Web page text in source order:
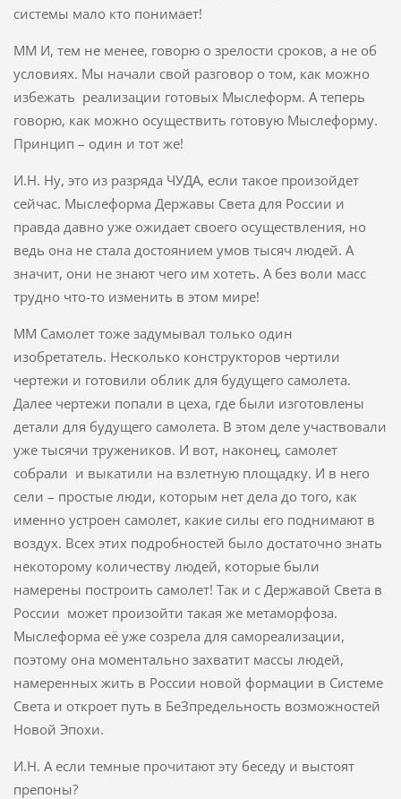
системы мало кто понимает!
ММ И, тем не менее, говорю о зрелости сроков, а не об
условиях. Мы начали свой разговор о том, как можно
избежать реализации готовых Мыслеформ. А теперь
говорю, как можно осуществить готовую Мыслеформу.
Принцип – один и тот же!
И.Н. Ну, это из разряда ЧУДА, если такое произойдет
сейчас. Мыслеформа Державы Света для России и
правда давно уже ожидает своего осуществления, но
ведь она не стала достоянием умов тысяч людей. А
значит, они не знают чего им хотеть. А без воли масс
трудно что-то изменить в этом мире!
ММ Самолет тоже задумывал только один
изобретатель. Несколько конструкторов чертили
чертежи и готовили облик для будущего самолета.
Далее чертежи попали в цеха, где были изготовлены
детали для будущего самолета. В этом деле участвовали
уже тысячи тружеников. И вот, наконец, самолет
собрали и выкатили на взлетную площадку. И в него
сели – простые люди, которым нет дела до того, как
именно устроен самолет, какие силы его поднимают в
воздух. Всех этих подробностей было достаточно знать
некоторому количеству людей, которые были
намерены построить самолет! Так и с Державой Света в
России может произойти такая же метаморфоза.
Мыслеформа её уже созрела для самореализации,
поэтому она моментально захватит массы людей,
намеренных жить в России новой формации в Системе
Света и откроет путь в БеЗпредельность возможностей
Новой Эпохи.
И.Н. А если темные прочитают эту беседу и выстоят
препоны?